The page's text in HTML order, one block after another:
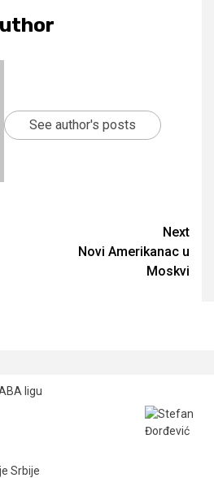
See author's posts
Next
Novi Amerikanac u
Moskvi
ligu
Srbije